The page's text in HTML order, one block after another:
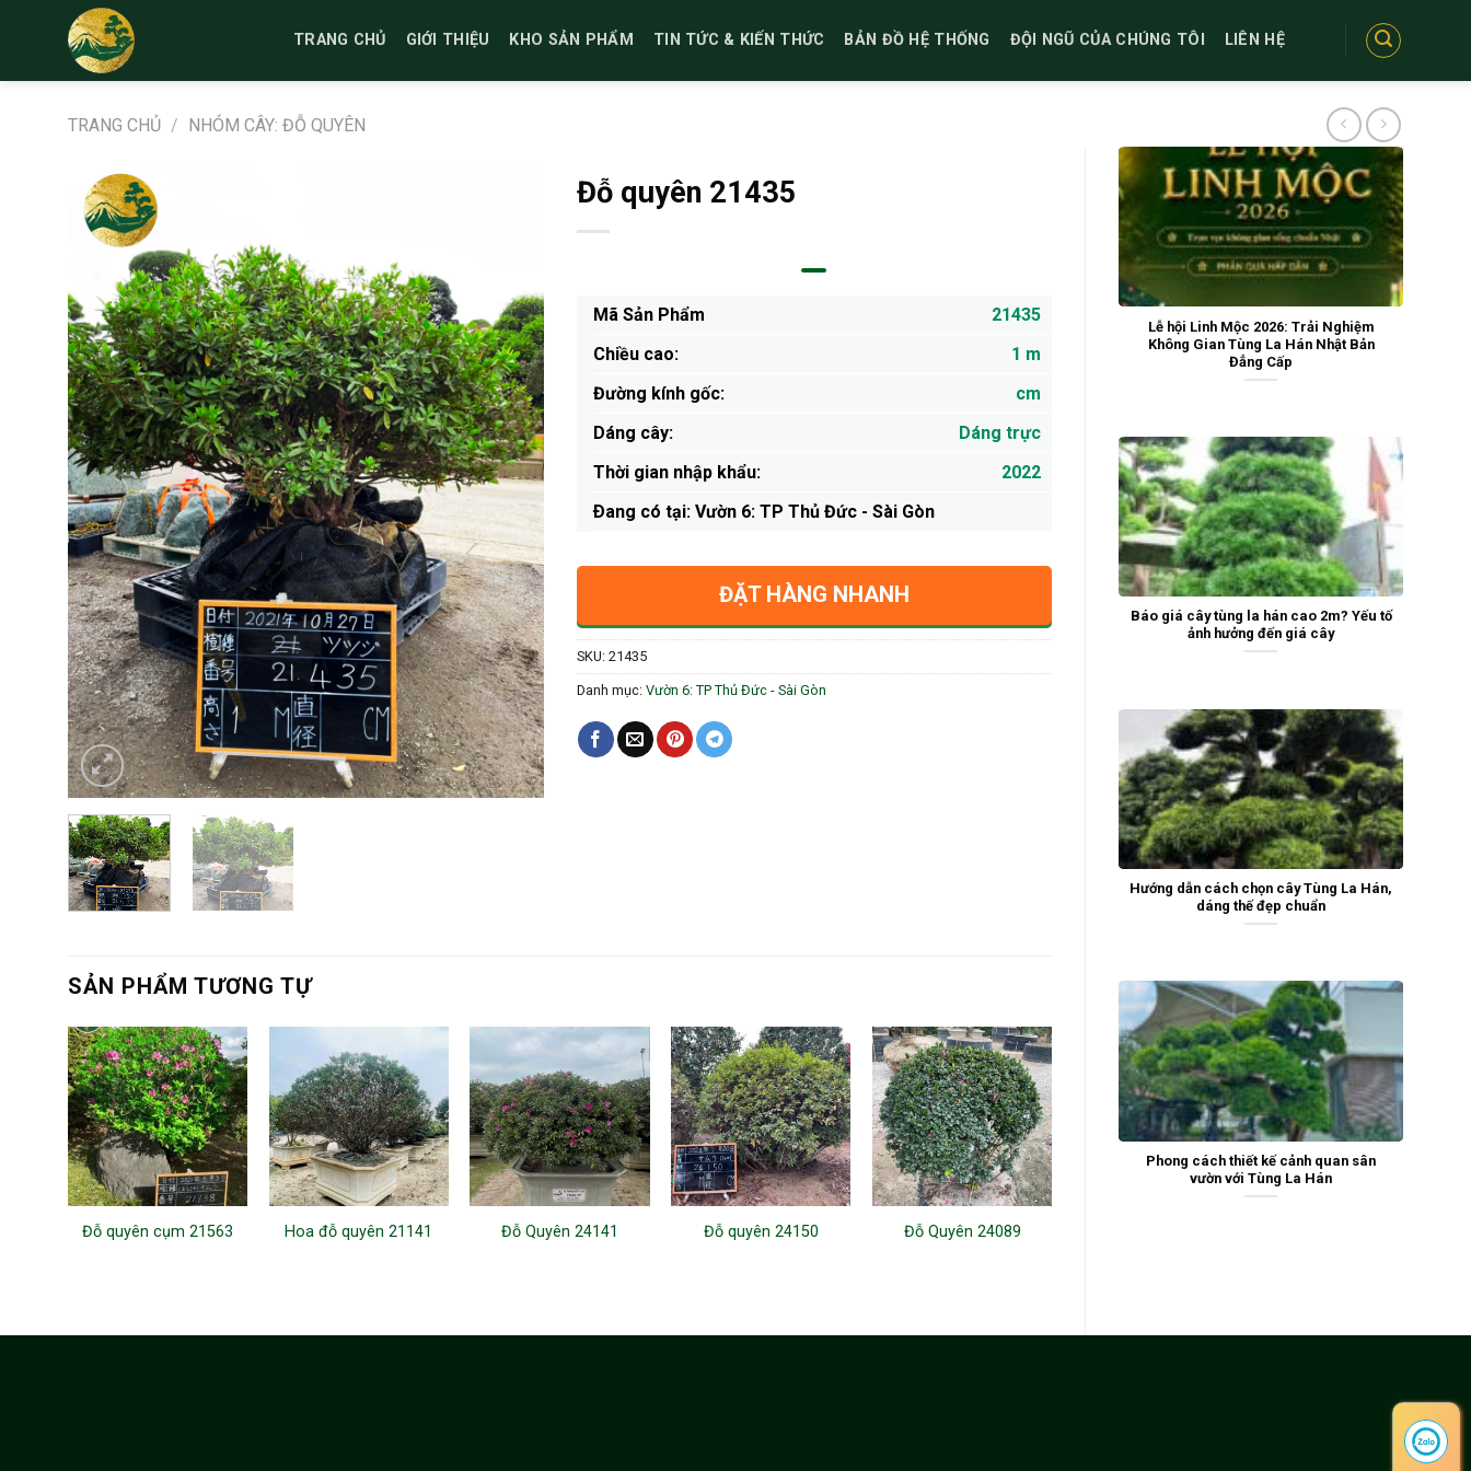
TRANG CHỦ GIỚI THIỆU KHO SẢN PHẨM TIN TỨC & KIẾN THỨC BẢN ĐỒ HỆ THỐNG ĐỘI NGŨ CỦA CHÚNG TÔI LIÊN HỆ
TRANG CHỦ / NHÓM CÂY: ĐỖ QUYÊN
Lễ hội Linh Mộc 2026: Trải Nghiệm
Không Gian Tùng La Hán Nhật Bản
Đẳng Cấp
Báo giá cây tùng la hán cao 2m? Yếu tố
ảnh hưởng đến giá cây
Hướng dẫn cách chọn cây Tùng La Hán,
dáng thế đẹp chuẩn
Phong cách thiết kế cảnh quan sân
vườn với Tùng La Hán
Đỗ quyên 21435
Mã Sản Phẩm
21435
Chiều cao:
1 m
Đường kính gốc:
cm
Dáng cây:
Dáng trực
Thời gian nhập khẩu:
2022
Ðang có tại: Vườn 6: TP Thủ Đức - Sài Gòn
ĐẶT HÀNG NHANH
SKU: 21435
Danh mục: Vườn 6: TP Thủ Đức - Sài Gòn
SẢN PHẨM TƯƠNG TỰ
Đỗ quyên cụm 21563 Hoa đỗ quyên 21141 Đỗ Quyên 24141 Đỗ quyên 24150 Đỗ Quyên 24089